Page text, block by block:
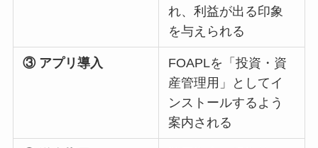
れ、利益が出る印象
を与えられる
③ アプリ導入
FOAPLを「投資・資
産管理用」としてイ
ンストールするよう
案内される